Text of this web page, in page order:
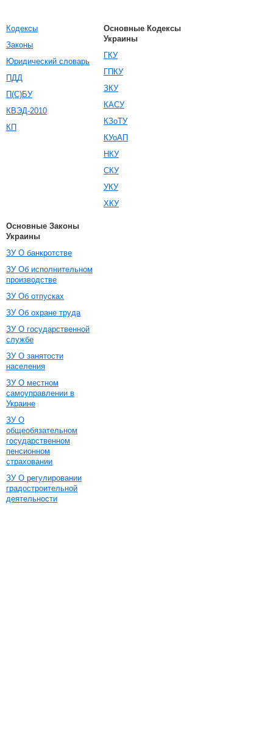
Кодексы
Законы
Юридический словарь
ПДД
П(С)БУ
КВЭД-2010
КП
Основные Кодексы
Украины
ГКУ
ГПКУ
ЗКУ
КАСУ
КЗоТУ
КУоАП
НКУ
СКУ
УКУ
ХКУ
Основные Законы
Украины
ЗУ О банкротстве
ЗУ Об исполнительном
производстве
ЗУ Об отпусках
ЗУ Об охране труда
ЗУ О государственной
службе
ЗУ О занятости
населения
ЗУ О местном
самоуправлении в
Украине
ЗУ О
общеобязательном
государственном
пенсионном
страховании
ЗУ О регулировании
градостроительной
деятельности